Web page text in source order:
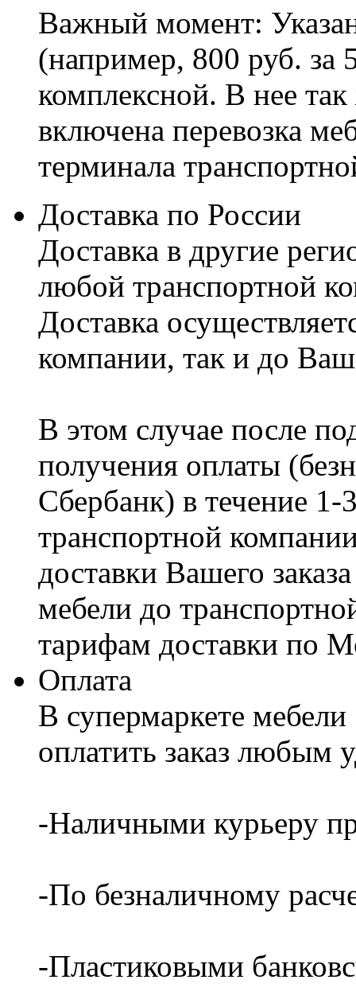
Важный момент:
(например, 800 руб. за
комплексной. В нее
включена перевозка
терминала
Доставка по России
Доставка в другие
любой транспортной
Доставка
компании, так и до
В этом случае после
получения оплаты
Сбербанк) в течение
транспортной
доставки Вашего
мебели до
тарифам доставки по
Оплата
В супермаркете
оплатить заказ любым
-Наличными курьеру
-По безналичному
-Пластиковыми